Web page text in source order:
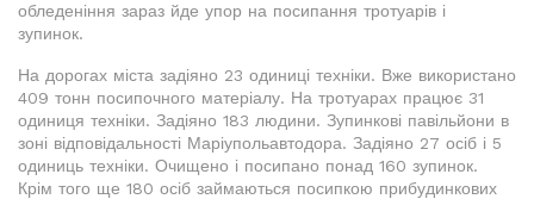
обледеніння зараз йде упор на посипання тротуарів і
зупинок.
На дорогах міста задіяно 23 одиниці техніки. Вже використано
409 тонн посипочного матеріалу. На тротуарах працює 31
одиниця техніки. Задіяно 183 людини. Зупинкові павільйони в
зоні відповідальності Маріупольавтодора. Задіяно 27 осіб і 5
одиниць техніки. Очищено і посипано понад 160 зупинок.
Крім того ще 180 осіб займаються посипкою прибудинкових